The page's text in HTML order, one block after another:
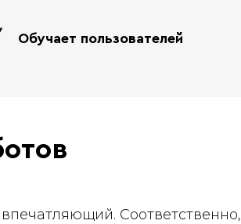
Обучает пользователей
Соответственно,